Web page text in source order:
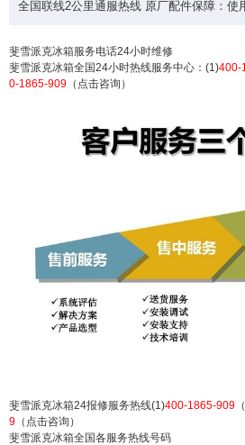
全国联线2公里通服热线 原厂配件保障：使
斐雪派克冰箱服务电话24小时维修
斐雪派克冰箱全国24小时热线服务中心：(1)400-
0-1865-909 （点击咨询）
斐雪派克冰箱24报修服务热线(1)400-1865-909
9 （点击咨询）
斐雪派克冰箱全国各服务热线号码
斐雪派克冰箱维修电话
国24小时热线服务中心：
询）（2）400-1865-909（点
（2）400-1865-909（点击咨
国各服务热线号码 斐雪派克冰
服热线 原厂配件保障：使用原...
扫描二维码继续阅读